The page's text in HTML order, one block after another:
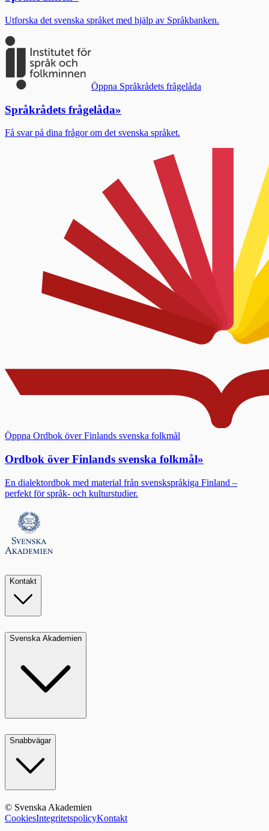
Utforska det svenska språket med hjälp av Språkbanken.
Öppna Språkrådets frågelåda
Språkrådets frågelåda»
Få svar på dina frågor om det svenska språket.
Öppna Ordbok över Finlands svenska folkmål
Ordbok över Finlands svenska folkmål»
En dialektordbok med material från svenskspråkiga Finland –
perfekt för språk- och kulturstudier.
Kontakt
Svenska Akademien
Snabbvägar
© Svenska Akademien
CookiesIntegritetspolicyKontakt